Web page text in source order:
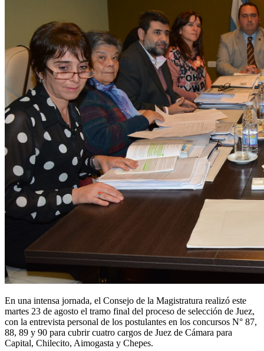
En una intensa jornada, el Consejo de la Magistratura realizó este
martes 23 de agosto el tramo final del proceso de selección de Juez,
con la entrevista personal de los postulantes en los concursos N° 87,
88, 89 y 90 para cubrir cuatro cargos de Juez de Cámara para
Capital, Chilecito, Aimogasta y Chepes.